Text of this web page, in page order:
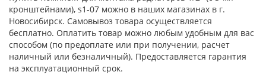
кронштейнами), s1-07 можно в наших магазинах в г.
Новосибирск. Самовывоз товара осуществляется
бесплатно. Оплатить товар можно любым удобным для вас
способом (по предоплате или при получении, расчет
наличный или безналичный). Предоставляется гарантия
на эксплуатационный срок.